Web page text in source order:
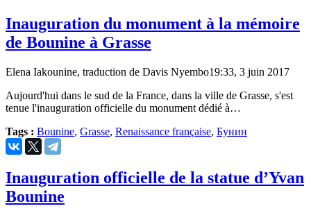
Inauguration du monument à la mémoire
de Bounine à Grasse
Elena Iakounine, traduction de Davis Nyembo19:33, 3 juin 2017
Aujourd'hui dans le sud de la France, dans la ville de Grasse, s'est
tenue l'inauguration officielle du monument dédié à…
Tags : Bounine, Grasse, Renaissance française, Бунин
Inauguration officielle de la statue d’Yvan
Bounine